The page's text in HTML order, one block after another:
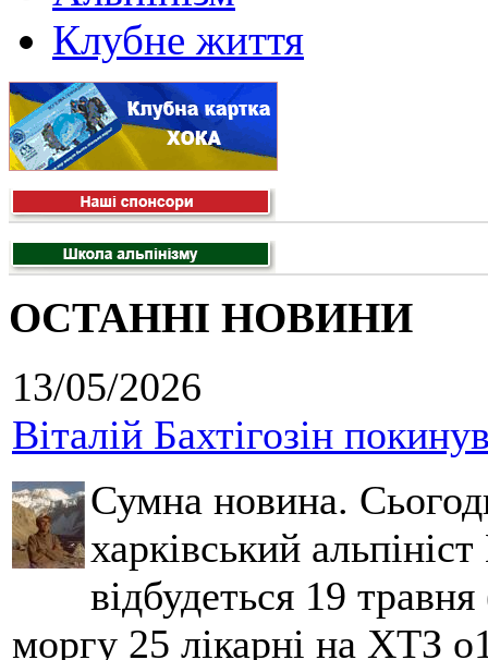
Клубне життя
ОСТАННІ НОВИНИ
13/05/2026
Віталій Бахтігозін
Сумна новина.
харківський
відбудеться 19
моргу 25 лікарні на ХТЗ